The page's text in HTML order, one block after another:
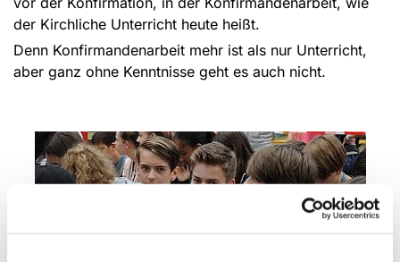
der Kirchliche Unterricht heute heißt.
Denn Konfirmandenarbeit mehr ist als nur Unterricht,
aber ganz ohne Kenntnisse geht es auch nicht.